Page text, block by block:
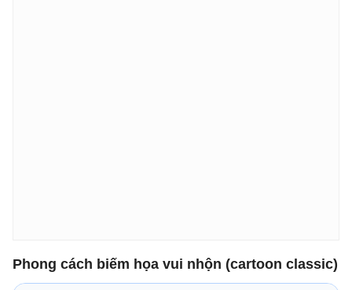
Phong cách biếm họa vui nhộn (cartoon classic)